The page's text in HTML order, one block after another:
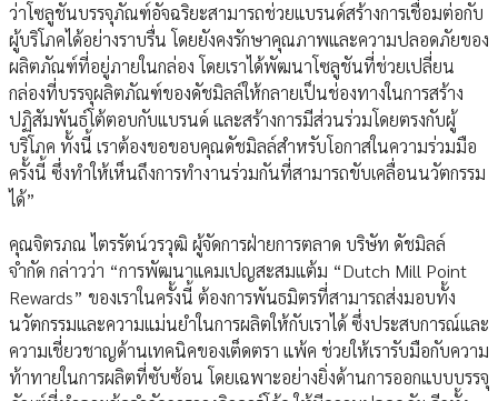
ว่าโซลูชันบรรจุภัณฑ์อัจฉริยะสามารถช่วยแบรนด์สร้างการเชื่อมต่อกับ
ผู้บริโภคได้อย่างราบรื่น โดยยังคงรักษาคุณภาพและความปลอดภัยของ
ผลิตภัณฑ์ที่อยู่ภายในกล่อง โดยเราได้พัฒนาโซลูชันที่ช่วยเปลี่ยน
กล่องที่บรรจุผลิตภัณฑ์ของดัชมิลล์ให้กลายเป็นช่องทางในการสร้าง
ปฏิสัมพันธ์โต้ตอบกับแบรนด์ และสร้างการมีส่วนร่วมโดยตรงกับผู้
บริโภค ทั้งนี้ เราต้องขอขอบคุณดัชมิลล์สำหรับโอกาสในความร่วมมือ
ครั้งนี้ ซึ่งทำให้เห็นถึงการทำงานร่วมกันที่สามารถขับเคลื่อนนวัตกรรม
ได้”
คุณจิตรภณ ไตรรัตน์วรวุฒิ ผู้จัดการฝ่ายการตลาด บริษัท ดัชมิลล์
จำกัด กล่าวว่า “การพัฒนาแคมเปญสะสมแต้ม “Dutch Mill Point
Rewards” ของเราในครั้งนี้ ต้องการพันธมิตรที่สามารถส่งมอบทั้ง
นวัตกรรมและความแม่นยำในการผลิตให้กับเราได้ ซึ่งประสบการณ์และ
ความเชี่ยวชาญด้านเทคนิคของเต็ดตรา แพ้ค ช่วยให้เรารับมือกับความ
ท้าทายในการผลิตที่ซับซ้อน โดยเฉพาะอย่างยิ่งด้านการออกแบบบรรจุ